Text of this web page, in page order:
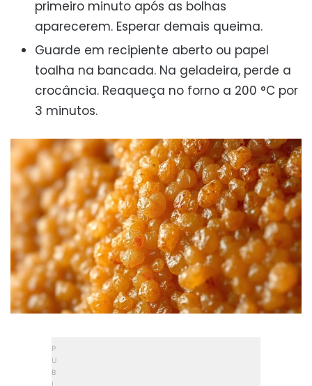
primeiro minuto após as bolhas
aparecerem. Esperar demais queima.
Guarde em recipiente aberto ou papel
toalha na bancada. Na geladeira, perde a
crocância. Reaqueça no forno a 200 °C por
3 minutos.